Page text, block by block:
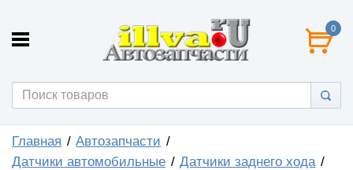
0
Главная
Автозапчасти
Датчики автомобильные
Датчики заднего хода